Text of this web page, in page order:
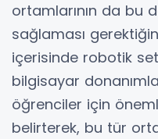
ortamlarının da bu
sağlaması
içerisinde robotik
bilgisayar
öğrenciler için
belirterek, bu tür